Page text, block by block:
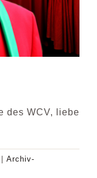
des WCV, liebe
Archiv-